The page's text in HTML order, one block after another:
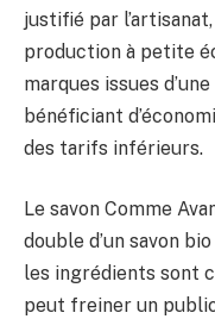
justifié par
production à petite
marques issues
bénéficiant
des tarifs inférieurs.
Le savon Comme
double d’un savon
les ingrédients sont
peut freiner un